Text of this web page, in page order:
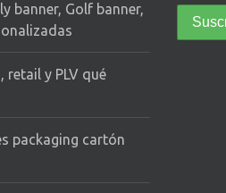
banner, Golf banner,
retail y PLV qué
packaging cartón